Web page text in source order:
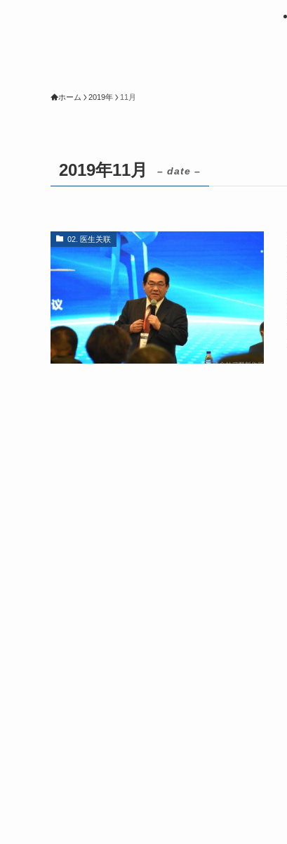
ホーム 2019年 11月
2019年11月 – date –
02. 医生关联